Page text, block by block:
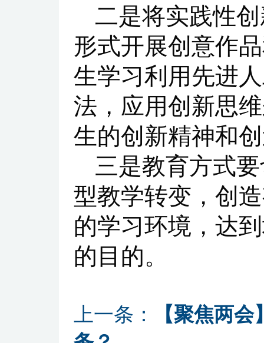
二是将实践性
形式开展创意作
生学习利用先进
法，应用创新思
生的创新精神和
三是教育方式
型教学转变，创
的学习环境，达
的目的。
上一条：
【聚焦两